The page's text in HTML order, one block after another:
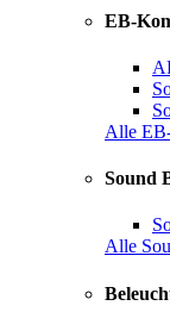
EB-
Alle
Sound
Alle